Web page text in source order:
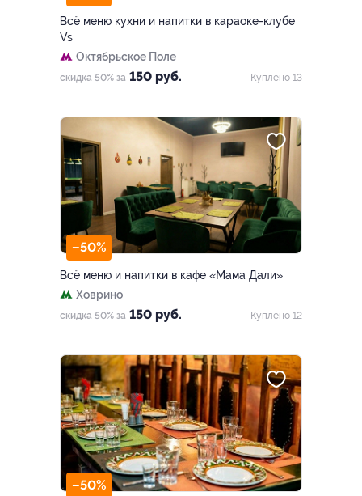
Всё меню кухни и напитки в караоке-клубе
Vs
Октябрьское Поле
скидка 50% за 150 руб. Куплено 13
–50%
Всё меню и напитки в кафе «Мама Дали»
Ховрино
скидка 50% за 150 руб. Куплено 12
–50%